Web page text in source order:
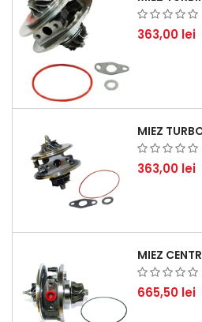
363,00 lei
363,00 lei
665,50 lei